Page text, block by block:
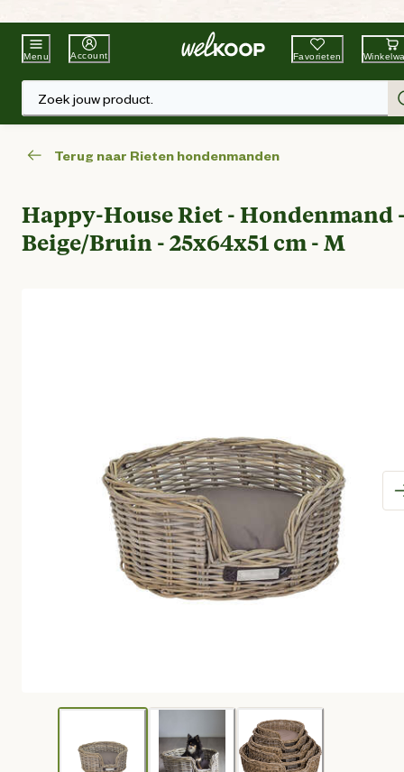
Beste WinkelketenTuin & Dier
Menu Account Favorieten
Zoek jouw product.
Terug naar Rieten hondenmanden
Happy-House Riet - Hondenmand
Beige/Bruin - 25x64x51 cm - M